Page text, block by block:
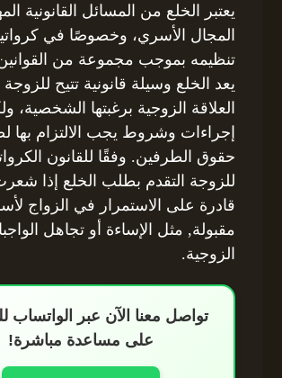
يعتبر الخلع من المسائل القانونية
المجال الأسري، وخصوصًا في
تنظيمه بموجب مجموعة من القوانين
يعد الخلع وسيلة قانونية تتيح للزوجة
العلاقة الزوجية برغبتها الشخصية،
إجراءات وشروط يجب الالتزام بها
حقوق الطرفين. وفقًا للقانون
للزوجة التقدم بطلب الخلع إذا شعرت
قادرة على الاستمرار في الزواج
مقبولة, مثل الإساءة أو تجاهل
الزوجية.
تواصل معنا الآن عبر الواتساب
على مساعدة مباشرة!